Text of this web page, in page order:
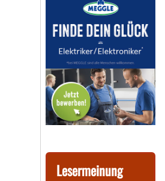
Lesermeinung